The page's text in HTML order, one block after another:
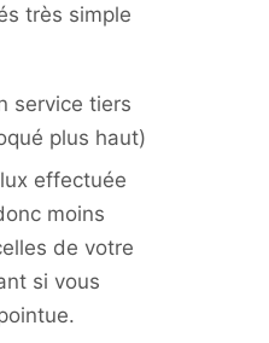
très simple
service tiers
plus haut)
effectuée
moins
de votre
si vous